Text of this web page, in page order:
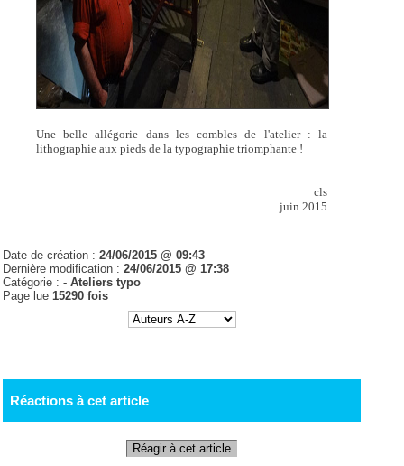
Une belle allégorie dans les combles de l'atelier : la
lithographie aux pieds de la typographie triomphante !
cls
juin 2015
Date de création :24/06/2015 @ 09:43
Dernière modification :24/06/2015 @ 17:38
Catégorie :-Ateliers typo
Page lue15290 fois
Réactions à cet article
Réagir à cet article